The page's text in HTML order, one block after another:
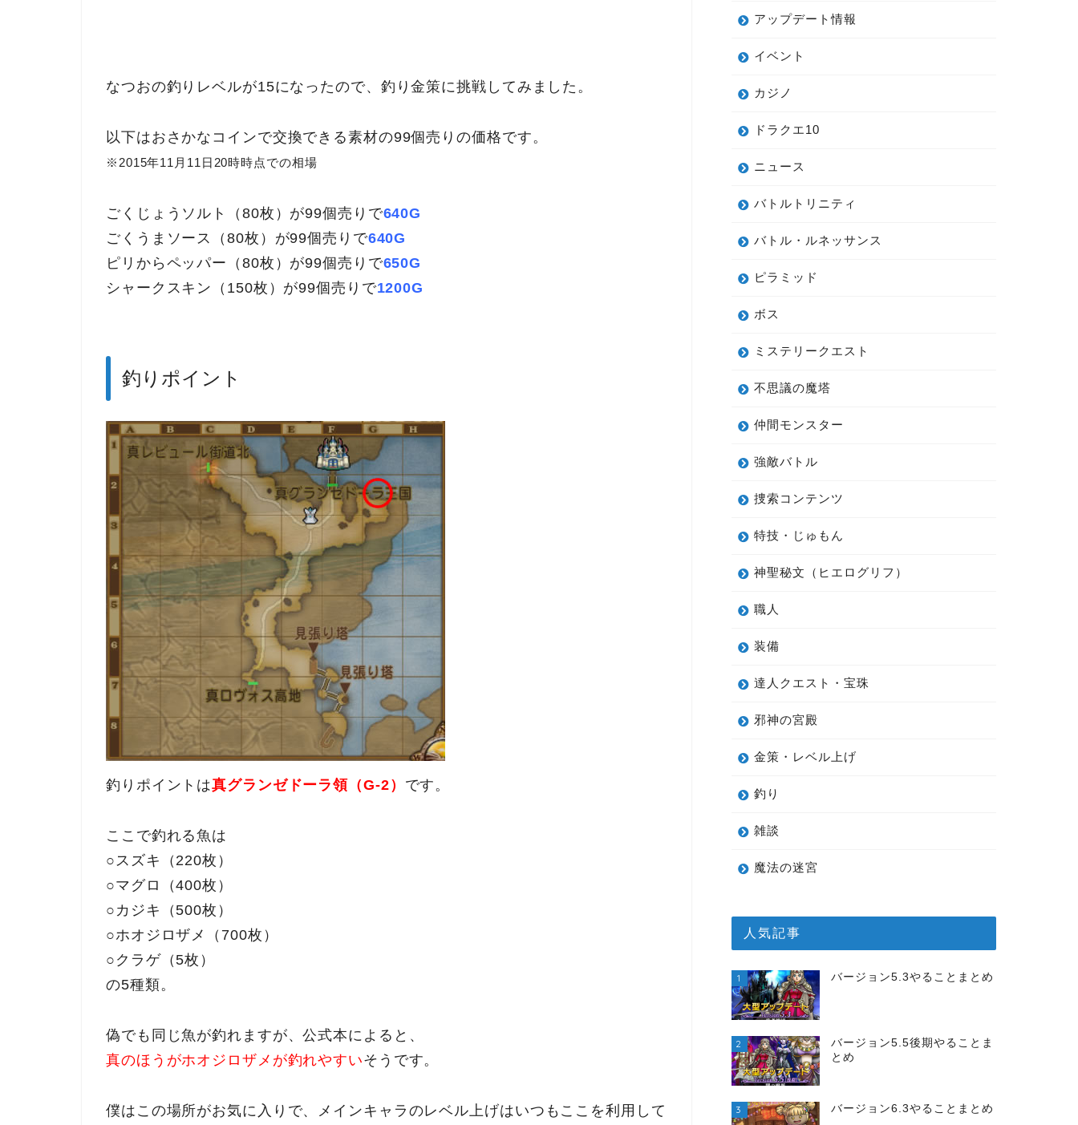
なつおの釣りレベルが15になったので、釣り金策に挑戦してみました。
以下はおさかなコインで交換できる素材の99個売りの価格です。
※2015年11月11日20時時点での相場
ごくじょうソルト（80枚）が99個売りで640G
ごくうまソース（80枚）が99個売りで640G
ピリからペッパー（80枚）が99個売りで650G
シャークスキン（150枚）が99個売りで1200G
釣りポイント
釣りポイントは真グランゼドーラ領（G-2） です。
ここで釣れる魚は
○スズキ（220枚）
○マグロ（400枚）
○カジキ（500枚）
○ホオジロザメ（700枚）
○クラゲ（5枚）
の5種類。
偽でも同じ魚が釣れますが、公式本によると、
真のほうがホオジロザメが釣れやすいそうです。
僕はこの場所がお気に入りで、メインキャラのレベル上げはいつもここを利用して
アップデート情報
イベント
カジノ
ドラクエ10
ニュース
バトルトリニティ
バトル・ルネッサンス
ピラミッド
ボス
ミステリークエスト
不思議の魔塔
仲間モンスター
強敵バトル
捜索コンテンツ
特技・じゅもん
神聖秘文（ヒエログリフ）
職人
装備
達人クエスト・宝珠
邪神の宮殿
金策・レベル上げ
釣り
雑談
魔法の迷宮
人気記事
1 バージョン5.3やることまとめ
2
バージョン5.5後期やることま
とめ
3 バージョン6.3やることまとめ